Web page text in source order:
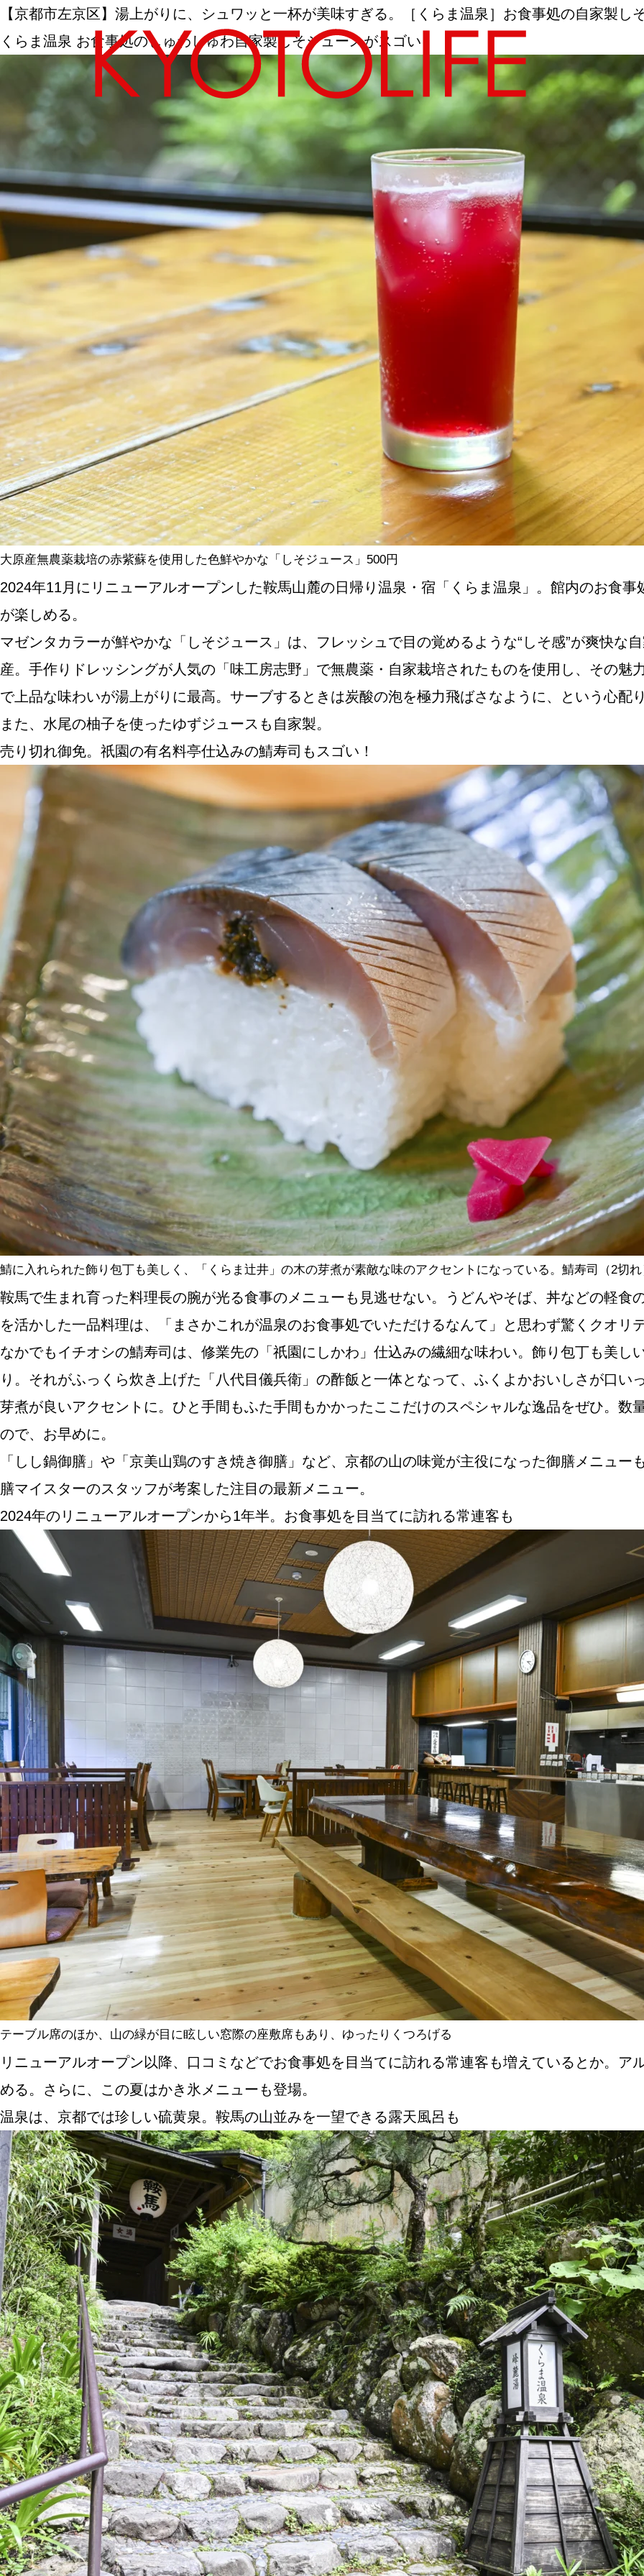
エリアから探す 地図から探す
カテゴリーから探す
SPECIAL NEW OPEN
SERIES
カレーが好き
京都おやつクラブ
私と店のはなし
今月の京みやげ
京都の書店
CULTURE
関西で開催。
おすすめの映
誠光社で選び
紹介します。
ABOUT US
チケットプレゼント応募
【京都市左京区】湯上がりに、シュワッと一杯が美味すぎる。［くらま温泉］お食事処の自家製し
くらま温泉 お食事処のしゅわしゅわ自家製しそジュースがスゴい！
大原産無農薬栽培の赤紫蘇を使用した色鮮やかな「しそジュース」500円
2024年11月にリニューアルオープンした鞍馬山麓の日帰り温泉・宿「くらま温泉」。館内のお食
が楽しめる。
マゼンタカラーが鮮やかな「しそジュース」は、フレッシュで目の覚めるような“しそ感”が爽快な
産。手作りドレッシングが人気の「味工房志野」で無農薬・自家栽培されたものを使用し、その魅
で上品な味わいが湯上がりに最高。サーブするときは炭酸の泡を極力飛ばさなように、という心配
また、水尾の柚子を使ったゆずジュースも自家製。
売り切れ御免。祇園の有名料亭仕込みの鯖寿司もスゴい！
鯖に入れられた飾り包丁も美しく、「くらま辻井」の木の芽煮が素敵な味のアクセントになっている。鯖寿司（2切
鞍馬で生まれ育った料理長の腕が光る食事のメニューも見逃せない。うどんやそば、丼などの軽食
を活かした一品料理は、「まさかこれが温泉のお食事処でいただけるなんて」と思わず驚くクオリ
なかでもイチオシの鯖寿司は、修業先の「祇園にしかわ」仕込みの繊細な味わい。飾り包丁も美し
り。それがふっくら炊き上げた「八代目儀兵衛」の酢飯と一体となって、ふくよかおいしさが口
芽煮が良いアクセントに。ひと手間もふた手間もかかったここだけのスペシャルな逸品をぜひ。数
ので、お早めに。
「しし鍋御膳」や「京美山鶏のすき焼き御膳」など、京都の山の味覚が主役になった御膳メニュ
膳マイスターのスタッフが考案した注目の最新メニュー。
2024年のリニューアルオープンから1年半。お食事処を目当てに訪れる常連客も
テーブル席のほか、山の緑が目に眩しい窓際の座敷席もあり、ゆったりくつろげる
リニューアルオープン以降、口コミなどでお食事処を目当てに訪れる常連客も増えているとか。
める。さらに、この夏はかき氷メニューも登場。
温泉は、京都では珍しい硫黄泉。鞍馬の山並みを一望できる露天風呂も